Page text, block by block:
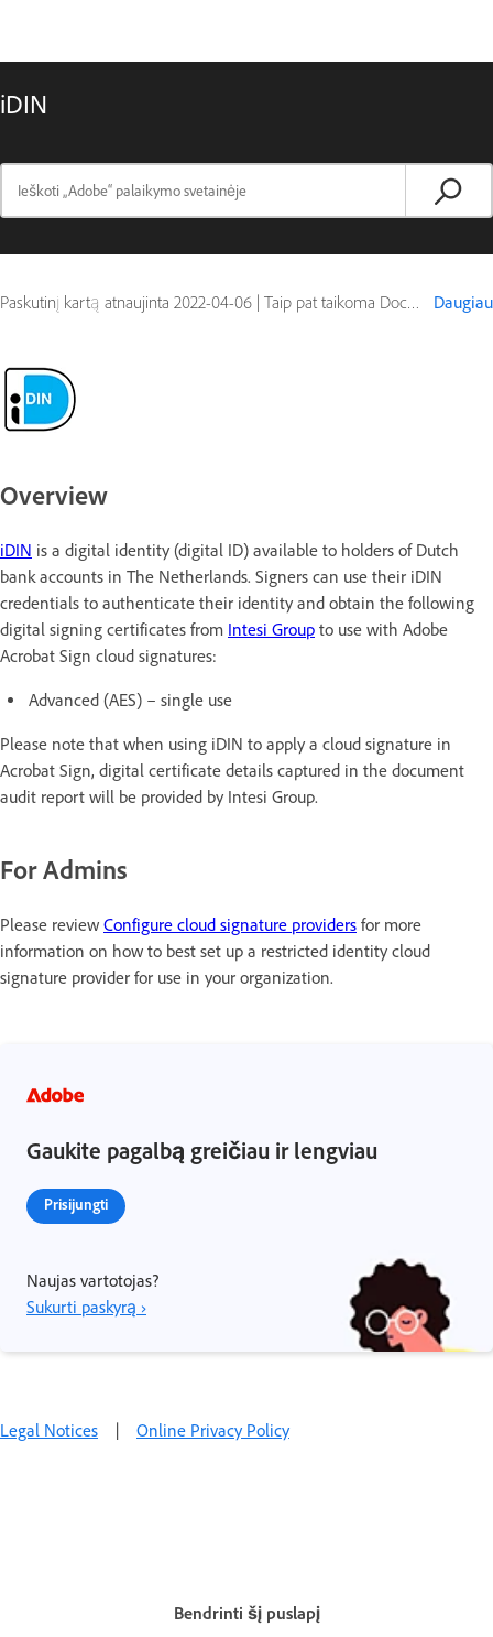
iDIN
Paskutinį kartą atnaujinta 2022-04-06 | Taip pat taikoma Document Cloud Daugiau
Overview
iDIN is a digital identity (digital ID) available to holders of Dutch
bank accounts in The Netherlands. Signers can use their iDIN
credentials to authenticate their identity and obtain the following
digital signing certificates from Intesi Group to use with Adobe
Acrobat Sign cloud signatures:
Advanced (AES) – single use
Please note that when using iDIN to apply a cloud signature in
Acrobat Sign, digital certificate details captured in the document
audit report will be provided by Intesi Group.
For Admins
Please review Configure cloud signature providers for more
information on how to best set up a restricted identity cloud
signature provider for use in your organization.
Gaukite pagalbą greičiau ir lengviau
Prisijungti
Naujas vartotojas?
Sukurti paskyrą ›
Legal Notices | Online Privacy Policy
Bendrinti šį puslapį